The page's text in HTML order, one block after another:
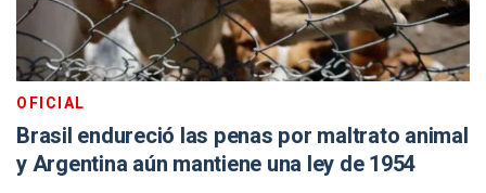
OFICIAL
Brasil endureció las penas por maltrato animal
y Argentina aún mantiene una ley de 1954